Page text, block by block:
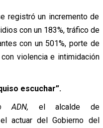
registró un incremento de
con un 183%, tráfico de
con un 501%, porte de
violencia e intimidación
escuchar”.
ADN, el alcalde de
actuar del Gobierno del